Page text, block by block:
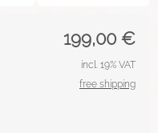
199,00 €
incl. 19% VAT
free shipping